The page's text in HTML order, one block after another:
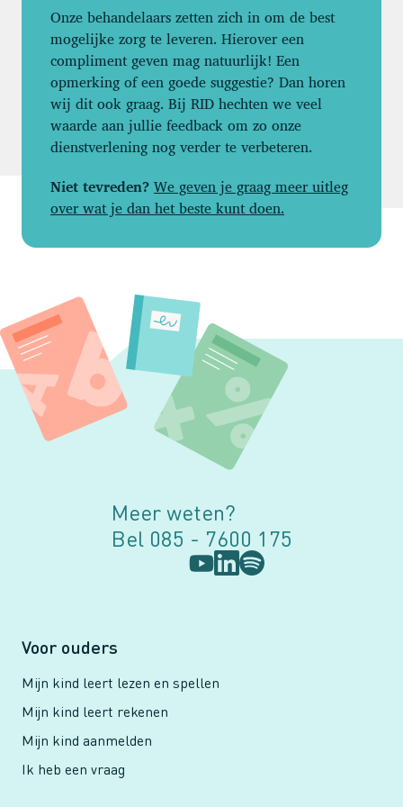
Onze behandelaars zetten zich in om de best
mogelijke zorg te leveren. Hierover een
compliment geven mag natuurlijk! Een
opmerking of een goede suggestie? Dan horen
wij dit ook graag. Bij RID hechten we veel
waarde aan jullie feedback om zo onze
dienstverlening nog verder te verbeteren.
Niet tevreden?We geven je graag meer uitleg
over wat je dan het beste kunt doen.
Meer weten?
Bel 085 - 7600 175
Voor ouders
Mijn kind leert lezen en spellen
Mijn kind leert rekenen
Mijn kind aanmelden
Ik heb een vraag